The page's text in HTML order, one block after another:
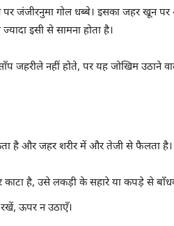
पर जंजीरनुमा गोल धब्बे। इसका जहर खून
इसी से सामना होता है।
जहरीले नहीं होते, पर यह जोखिम उठाने
है और जहर शरीर में और तेजी से फैलता
है, उसे लकड़ी के सहारे या कपड़े से
ऊपर न उठाएँ।